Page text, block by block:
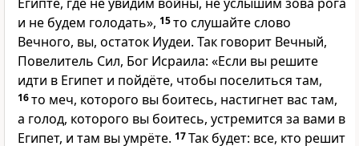
и не будем голодать», 15то слушайте слово
Вечного, вы, остаток Иудеи. Так говорит Вечный,
Повелитель Сил, Бог Исраила: «Если вы решите
идти в Египет и пойдёте, чтобы поселиться там,
16то меч, которого вы боитесь, настигнет вас там,
а голод, которого вы боитесь, устремится за вами в
Египет, и там вы умрёте. 17Так будет: все, кто решит